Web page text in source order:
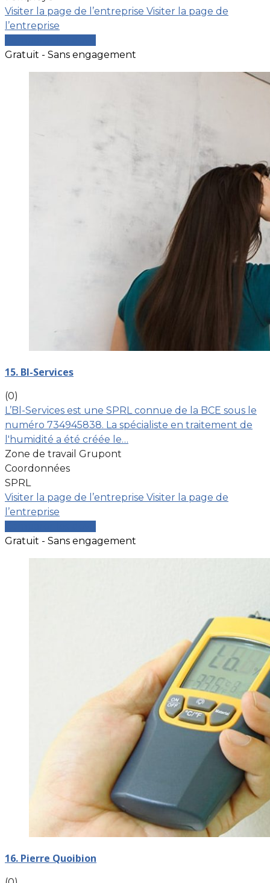
Visiter la page de l’entreprise Visiter la page de
l’entreprise
Gratuit - Sans engagement
15. Bl-Services
(0)
L’Bl-Services est une SPRL connue de la BCE sous le
numéro 734945838. La spécialiste en traitement de
l'humidité a été créée le…
Zone de travail Grupont
Coordonnées
SPRL
Visiter la page de l’entreprise Visiter la page de
l’entreprise
Gratuit - Sans engagement
16. Pierre Quoibion